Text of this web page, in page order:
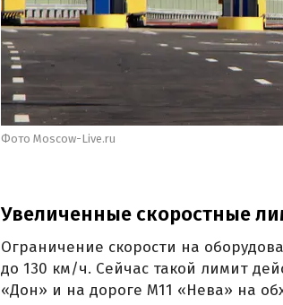
Фото Moscow-Live.ru
Увеличенные скоростные
Ограничение скорости на
до 130 км/ч. Сейчас такой лимит
«Дон» и на дороге М11 «Нева» на